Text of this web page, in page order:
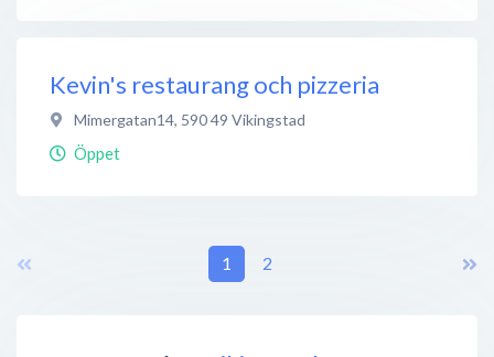
Kevin's restaurang och pizzeria
Mimergatan14, 590 49 Vikingstad
Öppet
1 2